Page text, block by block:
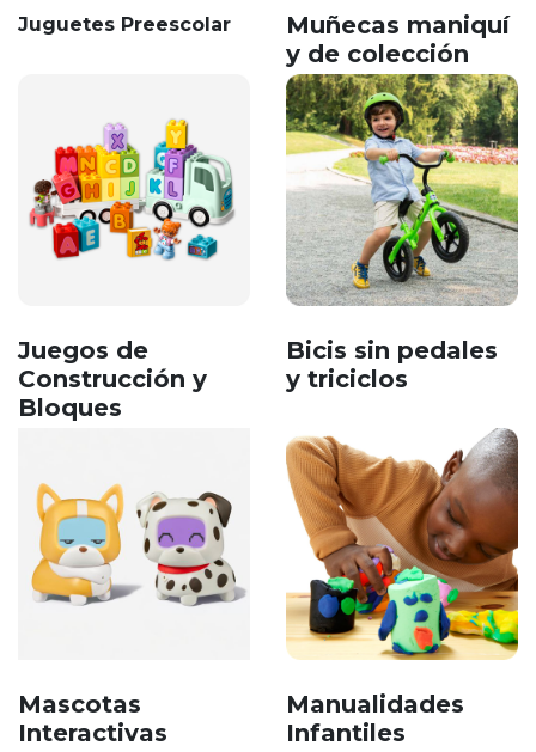
Juguetes Preescolar
Muñecas maniquí
y de colección
Juegos de
Construcción y
Bloques
Bicis sin pedales
y triciclos
Mascotas
Interactivas
Manualidades
Infantiles